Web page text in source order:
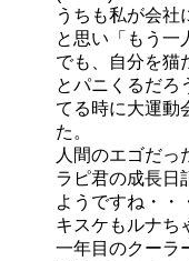
うちも私が会社
と思い「もう一
でも、自分を猫
とパニくるだろ
てる時に大運動
た。
人間のエゴだ
ラピ君の成長日
ようですね・・
キスケもルナち
一年目のクーラ